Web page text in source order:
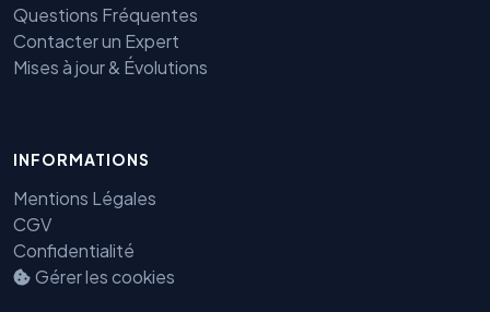
Questions Fréquentes
Contacter un Expert
Mises à jour & Évolutions
INFORMATIONS
Mentions Légales
CGV
Confidentialité
Gérer les cookies